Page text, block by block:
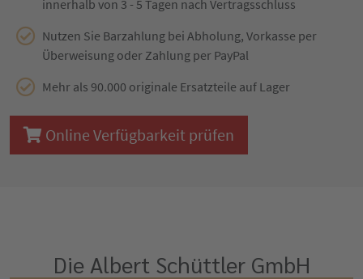
innerhalb von 3 - 5 Tagen nach Vertragsschluss
Nutzen Sie Barzahlung bei Abholung, Vorkasse per
Überweisung oder Zahlung per PayPal
Mehr als 90.000 originale Ersatzteile auf Lager
Online Verfügbarkeit prüfen
Die Albert Schüttler GmbH